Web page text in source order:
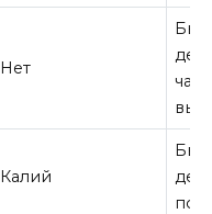
Нет
Калий